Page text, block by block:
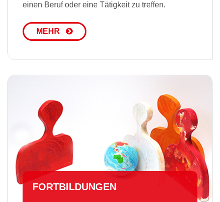
einen Beruf oder eine Tätigkeit zu treffen.
MEHR
FORT­BIL­DUN­GEN